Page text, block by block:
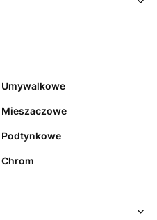
Umywalkowe
Mieszaczowe
Podtynkowe
Chrom